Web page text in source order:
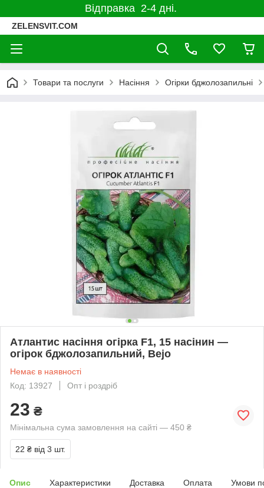
Відправка 2-4 дні.
ZELENSVIT.COM
Товари та послуги Насіння Огірки бджолозапильні
Атлантис насіння огірка F1, 15 насінин —
огірок бджолозапильний, Bejo
Немає в наявності
Код: 13927
Опт і роздріб
23 ₴
Мінімальна сума замовлення на сайті — 450 ₴
22 ₴ від 3 шт.
Опис Характеристики Доставка Оплата Умови